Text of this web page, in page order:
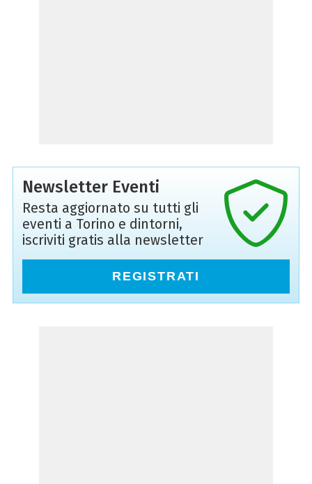
Newsletter Eventi
Resta aggiornato su tutti gli
eventi a Torino e dintorni,
iscriviti gratis alla newsletter
REGISTRATI